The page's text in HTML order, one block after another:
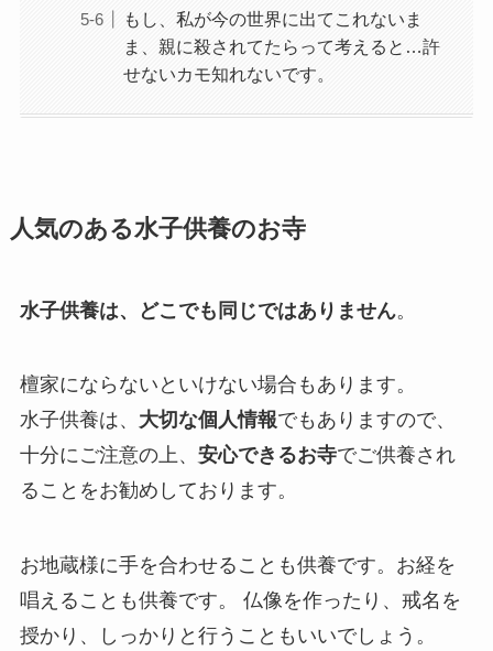
もし、私が今の世界に出てこれないま
ま、親に殺されてたらって考えると…許
せないカモ知れないです。
人気のある水子供養のお寺
水子供養は、どこでも同じではありません。
檀家にならないといけない場合もあります。
水子供養は、 大切な個人情報でもありますので、
十分にご注意の上、 安心できるお寺でご供養され
ることをお勧めしております。
お地蔵様に手を合わせることも供養です。お経を
唱えることも供養です。 仏像を作ったり、戒名を
授かり、しっかりと行うこともいいでしょう。